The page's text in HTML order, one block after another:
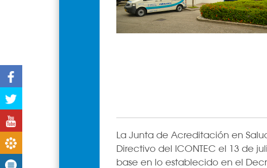
La Junta de Acreditación en
Directivo del ICONTEC el 13 de
base en lo establecido en el